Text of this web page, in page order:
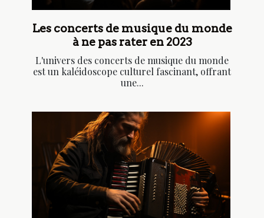
Les concerts de musique du monde
à ne pas rater en 2023
L'univers des concerts de musique du monde
est un kaléidoscope culturel fascinant, offrant
une...